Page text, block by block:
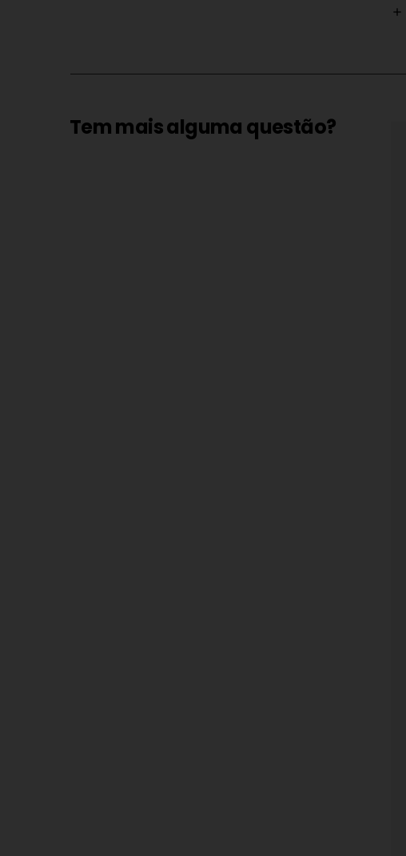
add
Tem mais alguma questão?